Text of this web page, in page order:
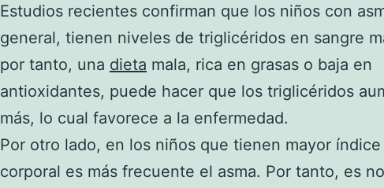
Estudios recientes confirman que los niños con
general, tienen niveles de triglicéridos en sangre
por tanto, una dieta mala, rica en grasas o baja en
antioxidantes, puede hacer que los triglicéridos
más, lo cual favorece a la enfermedad.
Por otro lado, en los niños que tienen mayor índice
corporal es más frecuente el asma. Por tanto, es